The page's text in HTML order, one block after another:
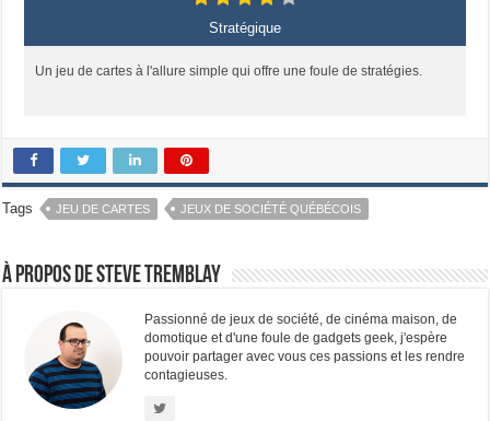
Stratégique
Un jeu de cartes à l'allure simple qui offre une foule de stratégies.
Tags JEU DE CARTES JEUX DE SOCIÉTÉ QUÉBÉCOIS
À propos de Steve Tremblay
Passionné de jeux de société, de cinéma maison, de
domotique et d'une foule de gadgets geek, j'espère
pouvoir partager avec vous ces passions et les rendre
contagieuses.